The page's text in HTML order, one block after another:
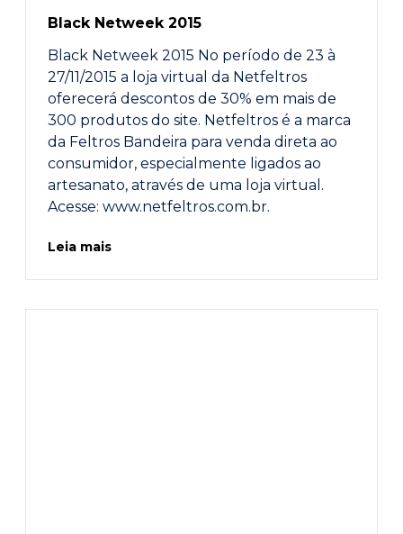
Black Netweek 2015
Black Netweek 2015 No período de 23 à
27/11/2015 a loja virtual da Netfeltros
oferecerá descontos de 30% em mais de
300 produtos do site. Netfeltros é a marca
da Feltros Bandeira para venda direta ao
consumidor, especialmente ligados ao
artesanato, através de uma loja virtual.
Acesse: www.netfeltros.com.br.
Leia mais